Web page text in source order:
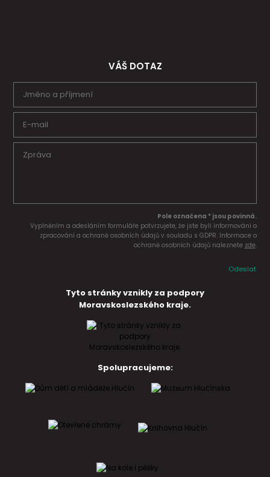
VÁŠ DOTAZ
Pole označena * jsou povinná.
Vyplněním a odesláním formuláře potvrzujete, že jste byli informováni o
zpracování a ochraně osobních údajů v souladu s GDPR. Informace o
ochraně osobních údajů naleznete zde.
Odeslat
Tyto stránky vznikly za podpory
Moravskoslezského kraje.
Spolupracujeme: